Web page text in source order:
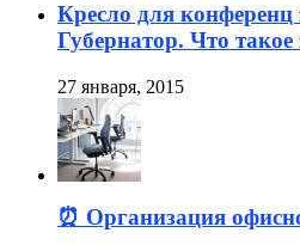
Кресло для
Губернатор. Что
27 января, 2015
⏰ Организация